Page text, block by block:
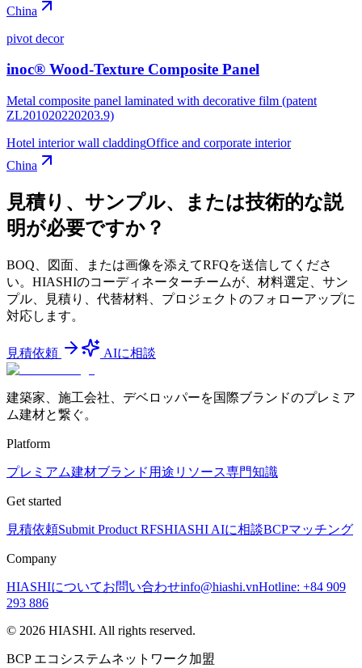
China
pivot decor
inoc® Wood-Texture Composite Panel
Metal composite panel laminated with decorative film (patent
ZL201020220203.9)
Hotel interior wall claddingOffice and corporate interior
China
見積り、サンプル、または技術的な説
明が必要ですか？
BOQ、図面、または画像を添えてRFQを送信してくださ
い。HIASHIのコーディネーターチームが、材料選定、サン
プル、見積り、代替材料、プロジェクトのフォローアップに
対応します。
見積依頼 AIに相談
建築家、施工会社、デベロッパーを国際ブランドのプレミア
ム建材と繋ぐ。
Platform
プレミアム建材ブランド 用途 リソース専門知識
Get started
見積依頼Submit Product RFSHIASHI AIに相談BCPマッチング
Company
HIASHIについてお問い合わせinfo@hiashi.vnHotline: +84 909
293 886
© 2026 HIASHI. All rights reserved.
BCP エコシステムネットワーク加盟